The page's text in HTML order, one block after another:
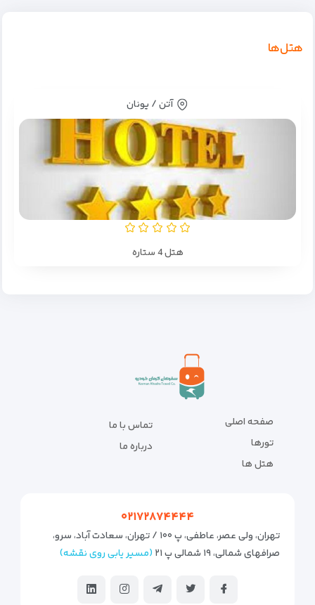
هتل‌ها
آتن / یونان
هتل 4 ستاره
صفحه اصلی
تورها
هتل ها
تماس با ما
درباره ما
۰۲۱۷۲۸۷۴۴۴۴
تهران، ولی عصر، عاطفی، پ ۱۰۰ / تهران، سعادت آباد، سرو،
صرافهای شمالی، ۱۹ شمالی پ ۲۱
(مسیر یابی روی نقشه)